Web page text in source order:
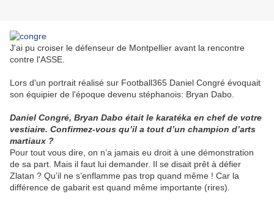
J'ai pu croiser le défenseur de Montpellier avant la rencontre
contre l'ASSE.
Lors d'un portrait réalisé sur Football365 Daniel Congré évoquait
son équipier de l'époque devenu stéphanois: Bryan Dabo.
Daniel Congré, Bryan Dabo était le karatéka en chef de votre
vestiaire. Confirmez-vous qu’il a tout d’un champion d’arts
martiaux ?
Pour tout vous dire, on n’a jamais eu droit à une démonstration
de sa part. Mais il faut lui demander. Il se disait prêt à défier
Zlatan ? Qu’il ne s’enflamme pas trop quand même ! Car la
différence de gabarit est quand même importante (rires).